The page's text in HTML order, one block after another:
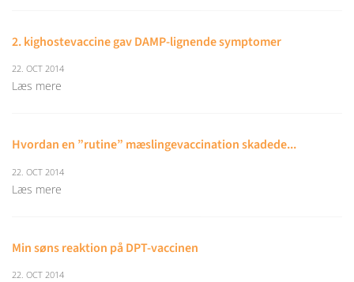
2. kighostevaccine gav DAMP-lignende symptomer
22. OCT 2014
Læs mere
Hvordan en ”rutine” mæslingevaccination skadede...
22. OCT 2014
Læs mere
Min søns reaktion på DPT-vaccinen
22. OCT 2014